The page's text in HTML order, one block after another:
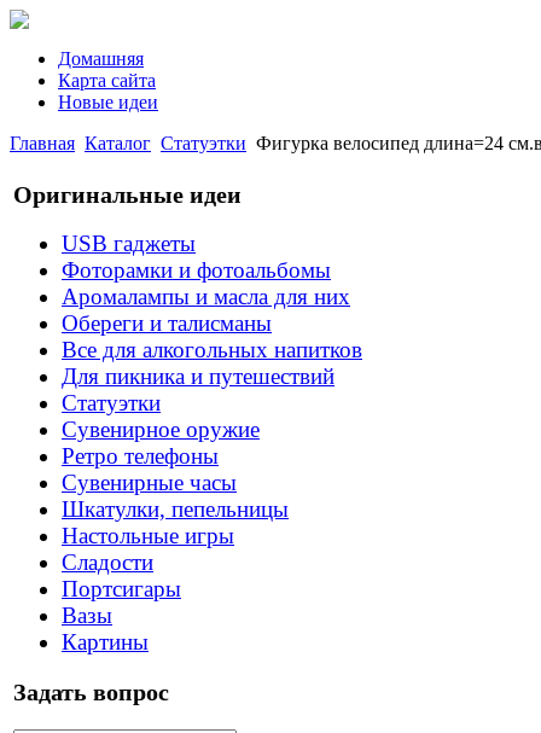
Домашняя
Карта сайта
Новые идеи
Главная Каталог Статуэтки Фигурка велосипед длина=24
Оригинальные идеи
USB гаджеты
Фоторамки и фотоальбомы
Аромалампы и масла для них
Обереги и талисманы
Все для алкогольных напитков
Для пикника и путешествий
Статуэтки
Сувенирное оружие
Ретро телефоны
Сувенирные часы
Шкатулки, пепельницы
Настольные игры
Сладости
Портсигары
Вазы
Картины
Задать вопрос